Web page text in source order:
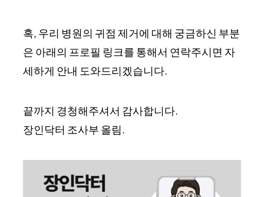
혹, 우리 병원의 귀점 제거에 대해 궁금하신 부분
은 아래의 프로필 링크를 통해서 연락주시면 자
세하게 안내 도와드리겠습니다.
끝까지 경청해주셔서 감사합니다.
장인닥터 조사부 올림.